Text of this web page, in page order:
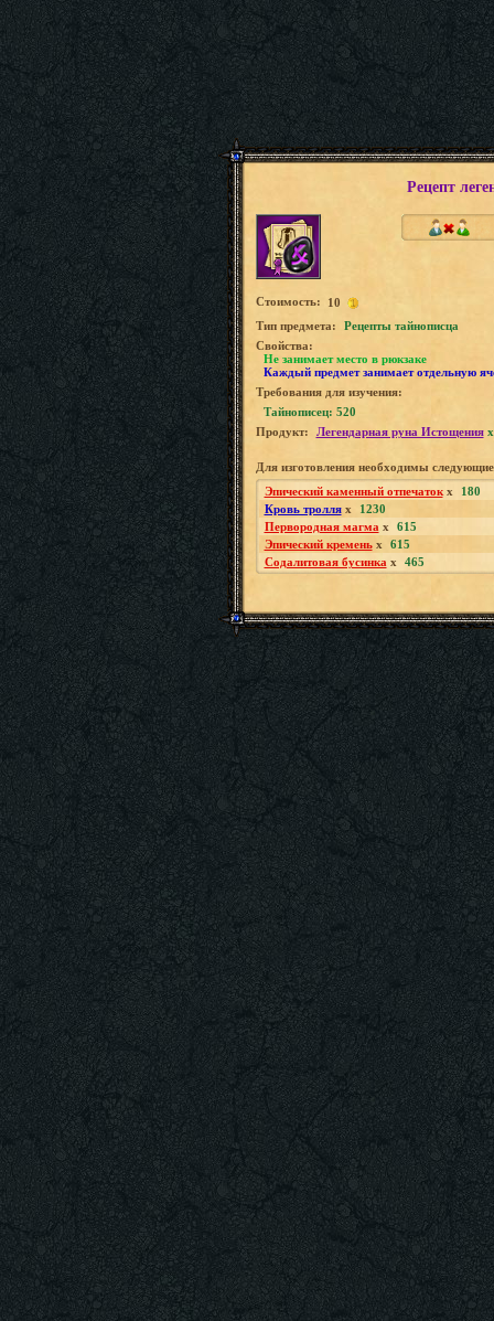
Рецепт
Стоимость:
10
Tип предмета:
Рецепты тайнописца
Свойства:
Не занимает место в рюкзаке
Каждый предмет занимает отдельную
Требования для изучения:
Тайнописец: 520
Продукт:
Легендарная руна Истощенияx
Для изготовления необходимы
Эпический каменный отпечатокx
180
Кровь тролляx
1230
Первородная магма x
615
Эпический кременьx
615
Содалитовая бусинка x 465